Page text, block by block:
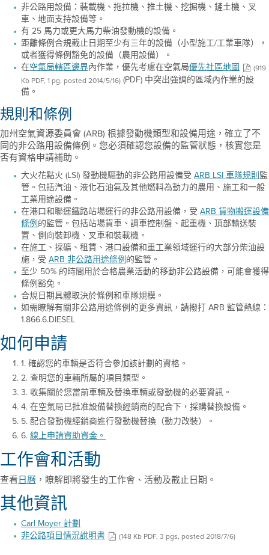
非公路用設備：裝載機、拖拉機、推土機、挖掘機、鏟土機、叉
車、地面支持設備等。
有 25 馬力或更大馬力柴油發動機的設備。
距離條例合規截止日期至少有三年的設備（小型施工/工業車隊），
或者獲得條例豁免的設備（農用設備）。
在空氣局轄區邊界內作業，優先考慮在空氣局優先社區地圖
(919
Kb PDF, 1 pg, posted 2014/5/16) (PDF) 中突出強調的區域內作業的設
備。
規則和條例
加州空氣資源委員會 (ARB) 根據發動機類型和設備用途，確立了不
同的非公路用設備條例。您必須確認您設備的監管狀態，核實您是
否有資格申請補助。
大火花點火 (LSI) 發動機驅動的非公路用設備受 ARB LSI 車隊規則監
管。包括汽油、液化石油氣及其他燃料為動力的農用、施工和一般
工業用途設備。
在港口和聯運鐵路站場運行的非公路用設備，受 ARB 貨物搬運設備
條例的監管。包括站場貨車、調車控制盤、起重機、頂部輸送裝
置、側向裝卸機、叉車和裝載機。
在施工、採礦、租賃、港口設備和重工業領域運行的大部分柴油設
施，受 ARB 非公路用途條例的監管。
至少 50% 的時間用於合格農業活動的移動非公路設備，可能會獲得
條例豁免。
合規日期具體取決於條例和車隊規模。
如需瞭解有關非公路用途條例的更多資訊，請撥打 ARB 監管熱線：
1.866.6.DIESEL
如何申請
1. 確認您的車輛是否符合參加該計劃的資格。
2. 查明您的車輛所屬的項目類型。
3. 收集關於您當前車輛及替換車輛或發動機的必要資訊。
4. 在空氣局已批准設備替換經銷商的配合下，採購替換設備。
5. 配合發動機經銷商進行發動機替換（動力改裝）。
6.線上申請資助資金。
工作會和活動
查看日曆 ，瞭解即將發生的工作會、活動及截止日期。
其他資訊
Carl Moyer 計劃
非公路項目情況說明書
(148 Kb PDF, 3 pgs, posted 2018/7/6)